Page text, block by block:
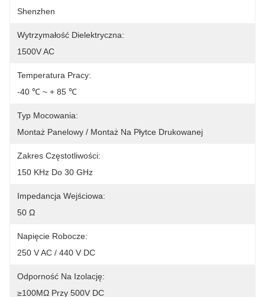
Shenzhen
Wytrzymałość Dielektryczna:
1500V AC
Temperatura Pracy:
-40 ℃ ~ + 85 ℃
Typ Mocowania:
Montaż Panelowy / Montaż Na Płytce Drukowanej
Zakres Częstotliwości:
150 KHz Do 30 GHz
Impedancja Wejściowa:
50 Ω
Napięcie Robocze:
250 V AC / 440 V DC
Odporność Na Izolację:
≥100MΩ Przy 500V DC